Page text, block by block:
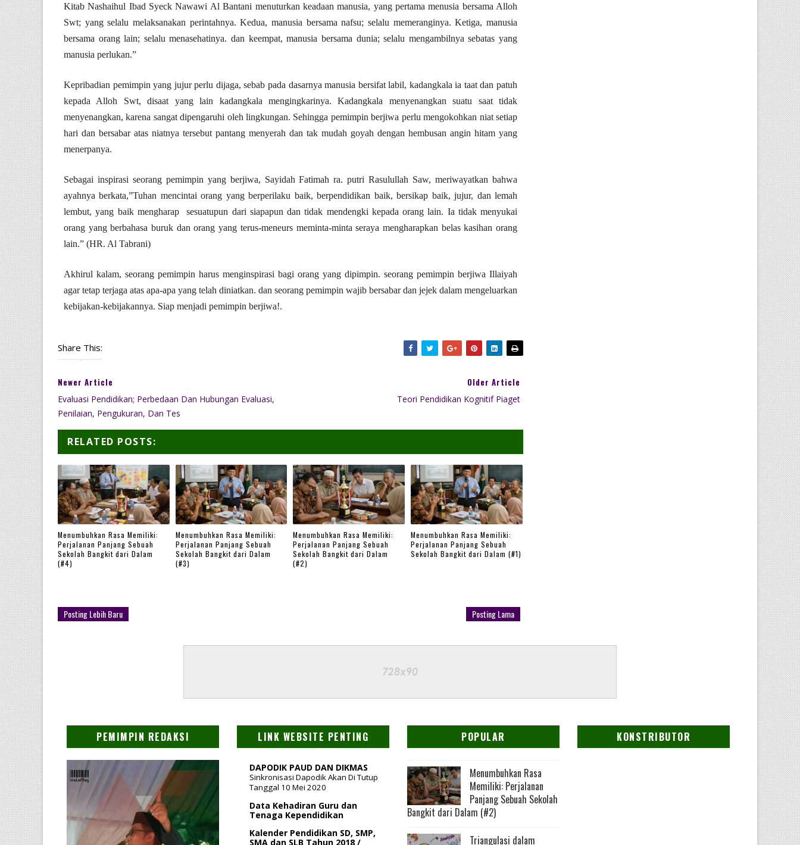
Kitab Nashaihul Ibad Syeck Nawawi Al Bantani menuturkan keadaan manusia, yang pertama menusia bersama Alloh
Swt; yang selalu melaksanakan perintahnya. Kedua, manusia bersama nafsu; selalu memeranginya. Ketiga, manusia
bersama orang lain; selalu menasehatinya. dan keempat, manusia bersama dunia; selalu mengambilnya sebatas yang
manusia perlukan.”
Kepribadian pemimpin yang jujur perlu dijaga, sebab pada dasarnya manusia bersifat labil, kadangkala ia taat dan patuh
kepada Alloh Swt, disaat yang lain kadangkala mengingkarinya. Kadangkala menyenangkan suatu saat tidak
menyenangkan, karena sangat dipengaruhi oleh lingkungan. Sehingga pemimpin berjiwa perlu mengokohkan niat setiap
hari dan bersabar atas niatnya tersebut pantang menyerah dan tak mudah goyah dengan hembusan angin hitam yang
menerpanya.
Sebagai inspirasi seorang pemimpin yang berjiwa, Sayidah Fatimah ra. putri Rasulullah Saw, meriwayatkan bahwa
ayahnya berkata,”Tuhan mencintai orang yang berperilaku baik, berpendidikan baik, bersikap baik, jujur, dan lemah
lembut, yang baik mengharap sesuatupun dari siapapun dan tidak mendengki kepada orang lain. Ia tidak menyukai
orang yang berbahasa buruk dan orang yang terus-meneurs meminta-minta seraya mengharapkan belas kasihan orang
lain.” (HR. Al Tabrani)
Akhirul kalam, seorang pemimpin harus menginspirasi bagi orang yang dipimpin. seorang pemimpin berjiwa Illaiyah
agar tetap terjaga atas apa-apa yang telah diniatkan. dan seorang pemimpin wajib bersabar dan jejek dalam mengeluarkan
kebijakan-kebijakannya. Siap menjadi pemimpin berjiwa!.
Share This:
Newer Article
Evaluasi Pendidikan; Perbedaan Dan Hubungan Evaluasi,
Penilaian, Pengukuran, Dan Tes
Older Article
Teori Pendidikan Kognitif Piaget
RELATED POSTS:
Menumbuhkan Rasa Memiliki:
Perjalanan Panjang Sebuah
Sekolah Bangkit dari Dalam
(#4)
Menumbuhkan Rasa Memiliki:
Perjalanan Panjang Sebuah
Sekolah Bangkit dari Dalam
(#3)
Menumbuhkan Rasa Memiliki:
Perjalanan Panjang Sebuah
Sekolah Bangkit dari Dalam
(#2)
Menumbuhkan Rasa Memiliki:
Perjalanan Panjang Sebuah
Sekolah Bangkit dari Dalam (#1)
Posting Lebih Baru Posting Lama
PEMIMPIN REDAKSI LINK WEBSITE PENTING
DAPODIK PAUD DAN DIKMAS
Sinkronisasi Dapodik Akan Di Tutup
Tanggal 10 Mei 2020
Data Kehadiran Guru dan
Tenaga Kependidikan
Kalender Pendidikan SD, SMP,
SMA dan SLB Tahun 2018 /
POPULAR
Menumbuhkan Rasa
Memiliki: Perjalanan
Panjang Sebuah Sekolah
Bangkit dari Dalam (#2)
Triangulasi dalam
KONSTRIBUTOR